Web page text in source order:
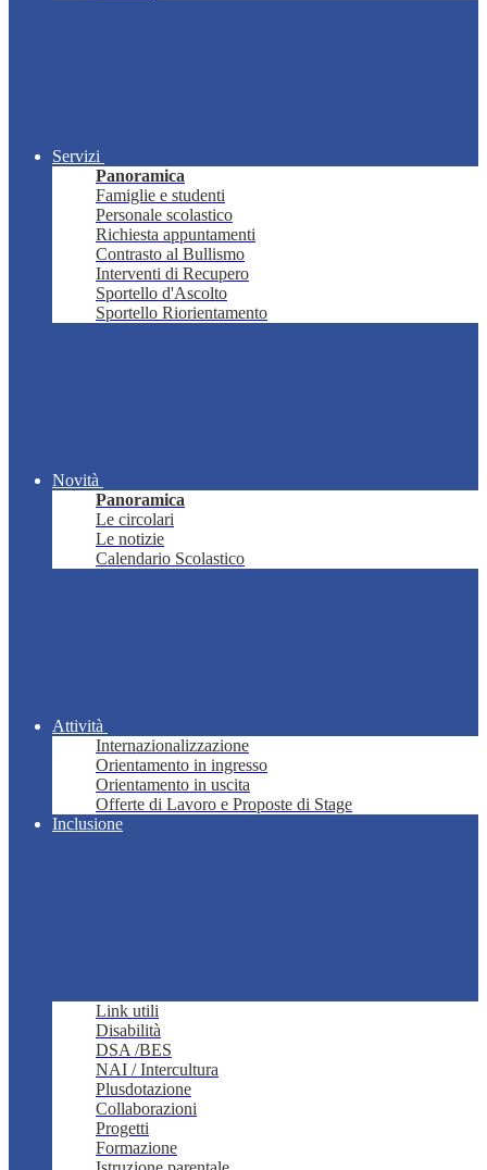
Servizi
Panoramica
Famiglie e studenti
Personale scolastico
Richiesta appuntamenti
Contrasto al Bullismo
Interventi di Recupero
Sportello d'Ascolto
Sportello Riorientamento
Novità
Panoramica
Le circolari
Le notizie
Calendario Scolastico
Attività
Internazionalizzazione
Orientamento in ingresso
Orientamento in uscita
Offerte di Lavoro e Proposte di Stage
Inclusione
Link utili
Disabilità
DSA /BES
NAI / Intercultura
Plusdotazione
Collaborazioni
Progetti
Formazione